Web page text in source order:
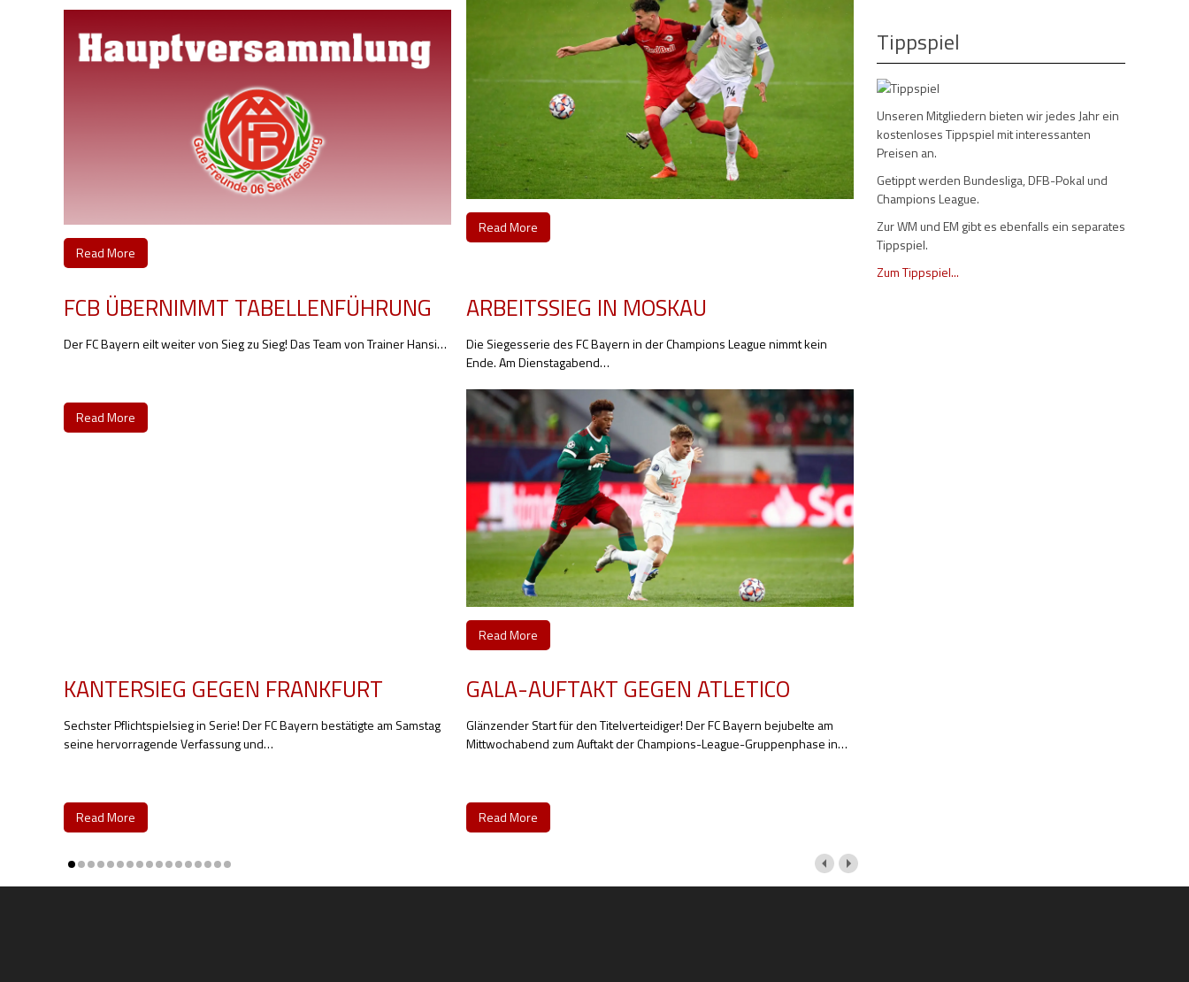
Read More
Read More
FCB ÜBERNIMMT TABELLENFÜHRUNG
Der FC Bayern eilt weiter von Sieg zu Sieg! Das Team von Trainer Hansi…
Read More
ARBEITSSIEG IN MOSKAU
Die Siegesserie des FC Bayern in der Champions League nimmt kein
Ende. Am Dienstagabend…
Read More
KANTERSIEG GEGEN FRANKFURT
Sechster Pflichtspielsieg in Serie! Der FC Bayern bestätigte am Samstag
seine hervorragende Verfassung und…
Read More
GALA-AUFTAKT GEGEN ATLETICO
Glänzender Start für den Titelverteidiger! Der FC Bayern bejubelte am
Mittwochabend zum Auftakt der Champions-League-Gruppenphase in…
Read More
Tippspiel
Unseren Mitgliedern bieten wir jedes Jahr ein
kostenloses Tippspiel mit interessanten
Preisen an.
Getippt werden Bundesliga, DFB-Pokal und
Champions League.
Zur WM und EM gibt es ebenfalls ein separates
Tippspiel.
Zum Tippspiel...